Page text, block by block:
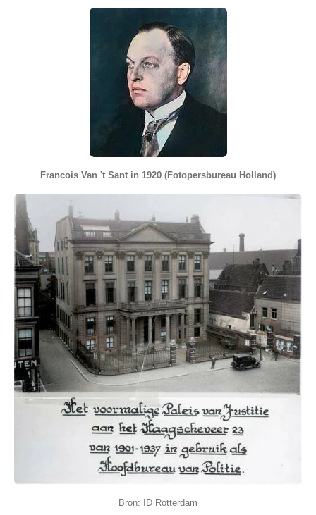
Francois Van 't Sant in 1920 (Fotopersbureau Holland)
Bron: ID Rotterdam